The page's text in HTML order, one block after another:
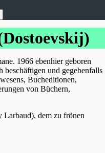
1966 ebenhier geboren
und gegebenfalls
Bucheditionen,
von Büchern,
Larbaud), dem zu frönen